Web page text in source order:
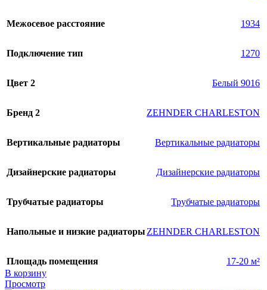
Межосевое расстояние 1934
Подключение тип 1270
Цвет 2 Белый 9016
Бренд 2 ZEHNDER CHARLESTON
Вертикальные радиаторы Вертикальные радиаторы
Дизайнерские радиаторы Дизайнерские радиаторы
Трубчатые радиаторы Трубчатые радиаторы
Напольные и низкие радиаторы ZEHNDER CHARLESTON
Площадь помещения
17-20 м²
В корзину
Просмотр